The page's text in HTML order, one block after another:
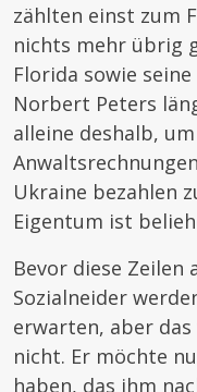
zählten einst zum
nichts mehr übrig
Florida sowie
Norbert Peters
alleine deshalb,
Ukraine bezahlen
Eigentum ist
Bevor diese
Sozialneider
erwarten, aber
nicht. Er möchte
haben, das ihm